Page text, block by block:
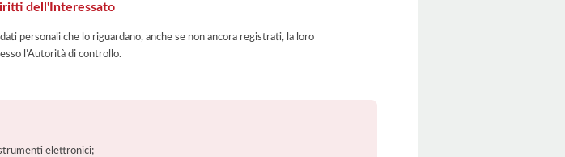
dell'Interessato
personali che lo riguardano, anche se non ancora registrati, la loro
l’Autorità di controllo.
elettronici;